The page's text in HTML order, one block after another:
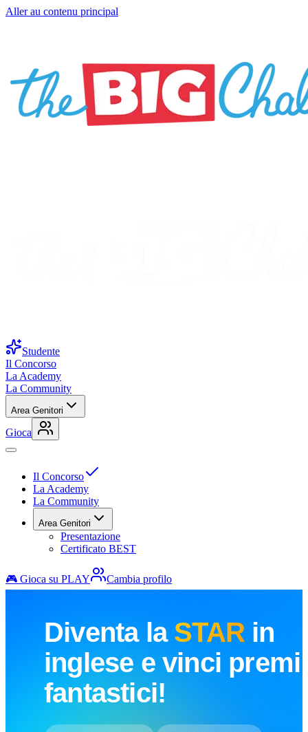
Aller au contenu principal
Studente
Il Concorso
La Academy
La Community
Area Genitori
Gioca
Il Concorso
La Academy
La Community
Area Genitori
Presentazione
Certificato BEST
🎮 Gioca su PLAY Cambia profilo
Diventa la STAR in
inglese e vinci premi
fantastici!